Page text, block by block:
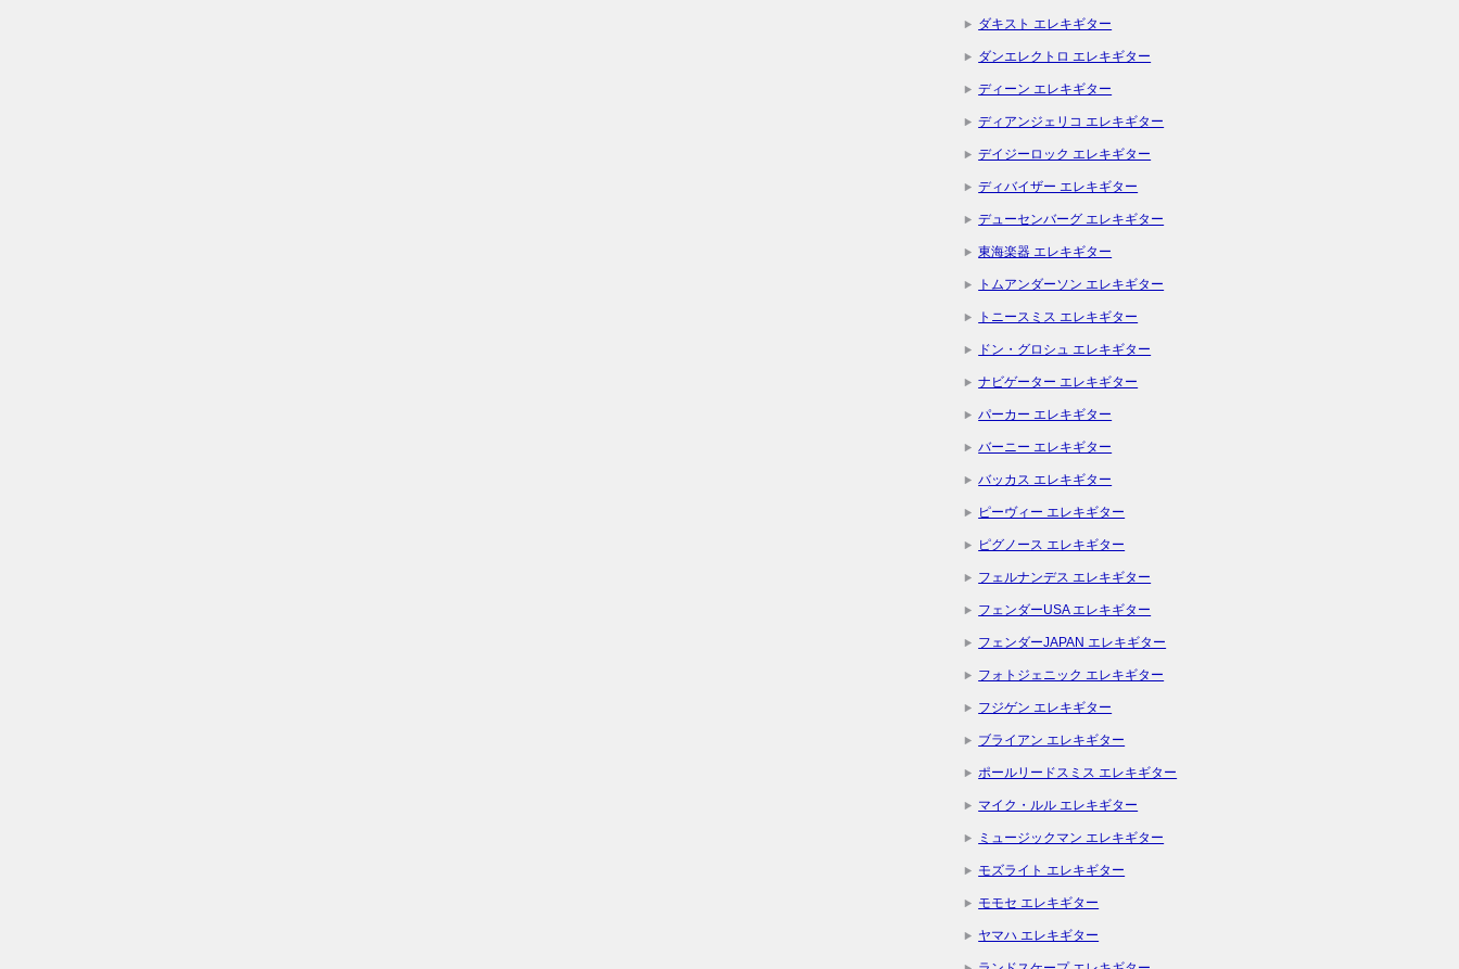
ダキスト エレキギター
ダンエレクトロ エレキギター
ディーン エレキギター
ディアンジェリコ エレキギター
デイジーロック エレキギター
ディバイザー エレキギター
デューセンバーグ エレキギター
東海楽器 エレキギター
トムアンダーソン エレキギター
トニースミス エレキギター
ドン・グロシュ エレキギター
ナビゲーター エレキギター
パーカー エレキギター
バーニー エレキギター
バッカス エレキギター
ピーヴィー エレキギター
ピグノース エレキギター
フェルナンデス エレキギター
フェンダーUSA エレキギター
フェンダーJAPAN エレキギター
フォトジェニック エレキギター
フジゲン エレキギター
ブライアン エレキギター
ポールリードスミス エレキギター
マイク・ルル エレキギター
ミュージックマン エレキギター
モズライト エレキギター
モモセ エレキギター
ヤマハ エレキギター